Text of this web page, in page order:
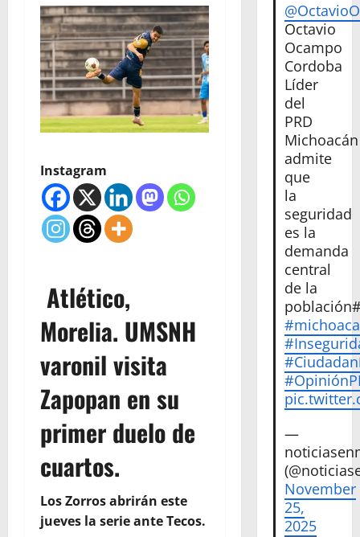
Instagram
Atlético,
Morelia. UMSNH
varonil visita
Zapopan en su
primer duelo de
cuartos.
Los Zorros abrirán este
jueves la serie ante Tecos.
Octavio
Ocampo
Cordoba
Líder
del
PRD
Michoacán
admite
que
la
seguridad
es la
demanda
central
de la
—
November
25,
2025